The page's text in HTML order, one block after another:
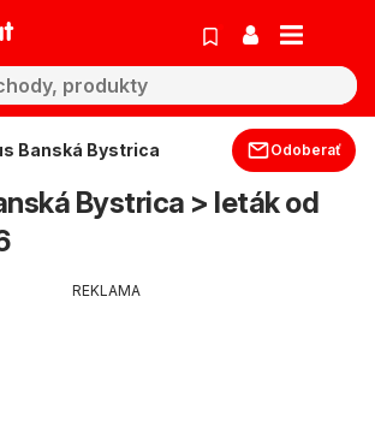
Banská Bystrica Odoberať
Bystrica > leták od
REKLAMA